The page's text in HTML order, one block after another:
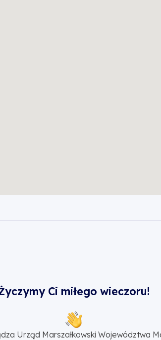
Ci miłego wieczoru!
Urząd Marszałkowski Województwa